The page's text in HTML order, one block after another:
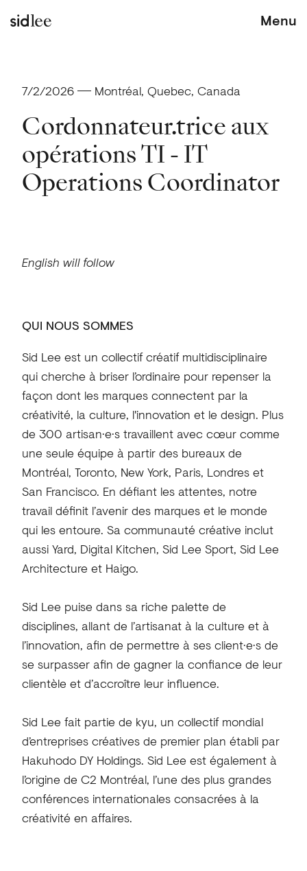
Menu
sid lee
7/2/2026 Montréal, Quebec, Canada
Cordonnateur.trice aux
opérations TI - IT
Operations Coordinator
English will follow
QUI NOUS SOMMES
Sid Lee est un collectif créatif multidisciplinaire
qui cherche à briser l’ordinaire pour repenser la
façon dont les marques connectent par la
créativité, la culture, l'innovation et le design. Plus
de 300 artisan·e·s travaillent avec cœur comme
une seule équipe à partir des bureaux de
Montréal, Toronto, New York, Paris, Londres et
San Francisco. En défiant les attentes, notre
travail définit l’avenir des marques et le monde
qui les entoure. Sa communauté créative inclut
aussi Yard, Digital Kitchen, Sid Lee Sport, Sid Lee
Architecture et Haigo.
Sid Lee puise dans sa riche palette de
disciplines, allant de l’artisanat à la culture et à
l’innovation, afin de permettre à ses client·e·s de
se surpasser afin de gagner la confiance de leur
clientèle et d’accroître leur influence.
Sid Lee fait partie de kyu, un collectif mondial
d’entreprises créatives de premier plan établi par
Hakuhodo DY Holdings. Sid Lee est également à
l’origine de C2 Montréal, l’une des plus grandes
conférences internationales consacrées à la
créativité en affaires.